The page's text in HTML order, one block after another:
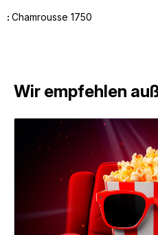
: Chamrousse 1750
Wir empfehlen